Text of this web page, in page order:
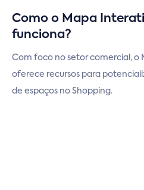
Como o Mapa
funciona?
Com foco no setor comercial, o
oferece recursos para
de espaços no Shopping.